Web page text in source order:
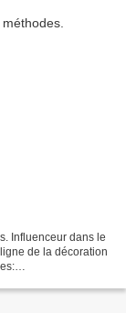
Influenceur dans le
de la décoration